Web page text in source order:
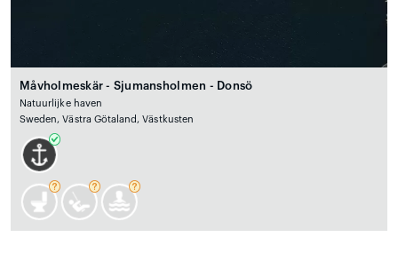
Måvholmeskär - Sjumansholmen - Donsö
Natuurlijke haven
Sweden, Västra Götaland, Västkusten